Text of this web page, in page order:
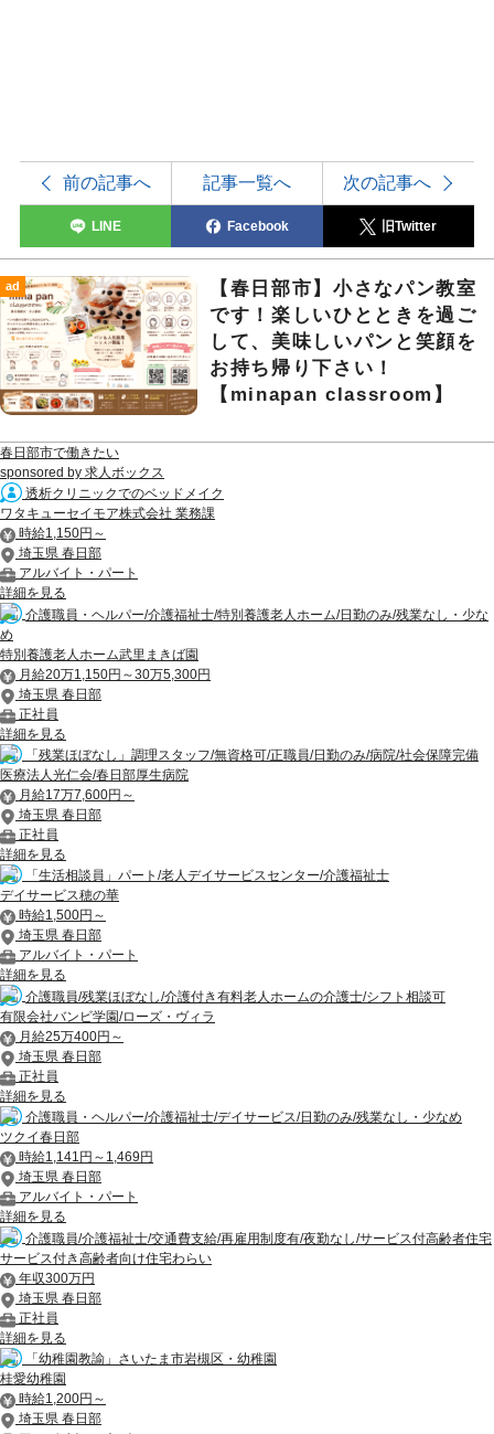
前の記事へ 記事一覧へ 次の記事へ
LINE Facebook 旧Twitter
ad
【春日部市】小さなパン教室
です！楽しいひとときを過ご
して、美味しいパンと笑顔を
お持ち帰り下さい！
【minapan classroom】
春日部市で働きたい
sponsored by 求人ボックス
透析クリニックでのベッドメイク
ワタキューセイモア株式会社 業務課
時給1,150円～
埼玉県 春日部
アルバイト・パート
詳細を見る
介護職員・ヘルパー/介護福祉士/特別養護老人ホーム/日勤のみ/残業なし・少な
め
特別養護老人ホーム武里まきば園
月給20万1,150円～30万5,300円
埼玉県 春日部
正社員
詳細を見る
「残業ほぼなし」調理スタッフ/無資格可/正職員/日勤のみ/病院/社会保障完備
医療法人光仁会/春日部厚生病院
月給17万7,600円～
埼玉県 春日部
正社員
詳細を見る
「生活相談員」パート/老人デイサービスセンター/介護福祉士
デイサービス穂の華
時給1,500円～
埼玉県 春日部
アルバイト・パート
詳細を見る
介護職員/残業ほぼなし/介護付き有料老人ホームの介護士/シフト相談可
有限会社バンビ学園/ローズ・ヴィラ
月給25万400円～
埼玉県 春日部
正社員
詳細を見る
介護職員・ヘルパー/介護福祉士/デイサービス/日勤のみ/残業なし・少なめ
ツクイ春日部
時給1,141円～1,469円
埼玉県 春日部
アルバイト・パート
詳細を見る
介護職員/介護福祉士/交通費支給/再雇用制度有/夜勤なし/サービス付高齢者住宅
サービス付き高齢者向け住宅わらい
年収300万円
埼玉県 春日部
正社員
詳細を見る
「幼稚園教諭」さいたま市岩槻区・幼稚園
桂愛幼稚園
時給1,200円～
埼玉県 春日部